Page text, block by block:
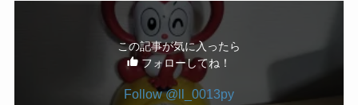
この記事が気に入ったら
フォローしてね！
Follow @ll_0013py